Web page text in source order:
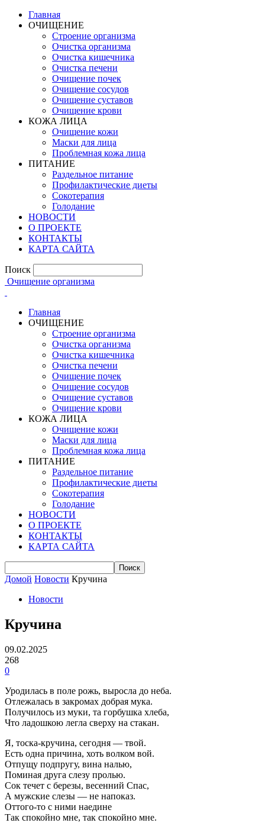
Главная
ОЧИЩЕНИЕ
Строение организма
Очистка организма
Очистка кишечника
Очистка печени
Очищение почек
Очищение сосудов
Очищение суставов
Очищение крови
КОЖА ЛИЦА
Очищение кожи
Маски для лица
Проблемная кожа лица
ПИТАНИЕ
Раздельное питание
Профилактические диеты
Сокотерапия
Голодание
НОВОСТИ
О ПРОЕКТЕ
КОНТАКТЫ
КАРТА САЙТА
Поиск
Очищение организма
Главная
ОЧИЩЕНИЕ
Строение организма
Очистка организма
Очистка кишечника
Очистка печени
Очищение почек
Очищение сосудов
Очищение суставов
Очищение крови
КОЖА ЛИЦА
Очищение кожи
Маски для лица
Проблемная кожа лица
ПИТАНИЕ
Раздельное питание
Профилактические диеты
Сокотерапия
Голодание
НОВОСТИ
О ПРОЕКТЕ
КОНТАКТЫ
КАРТА САЙТА
Домой Новости Кручина
Новости
Кручина
09.02.2025
268
0
Уродилась в поле рожь, выросла до неба.
Отлежалась в закромах добрая мука.
Получилось из муки, та горбушка хлеба,
Что ладошкою легла сверху на стакан.
Я, тоска-кручина, сегодня — твой.
Есть одна причина, хоть волком вой.
Отпущу подпругу, вина налью,
Поминая друга слезу пролью.
Сок течет с березы, весенний Спас,
А мужские слезы — не напоказ.
Оттого-то с ними наедине
Так спокойно мне, так спокойно мне.